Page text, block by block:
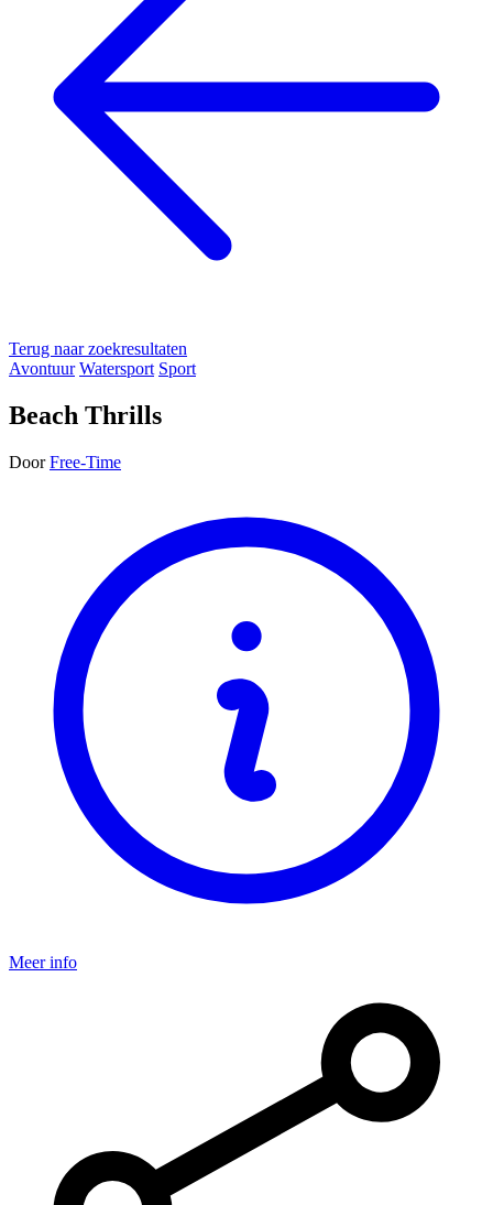
Terug naar zoekresultaten
Avontuur Watersport Sport
Beach Thrills
Door Free-Time
Meer info